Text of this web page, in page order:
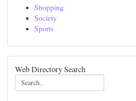
Shopping
Society
Sports
Web Directory Search